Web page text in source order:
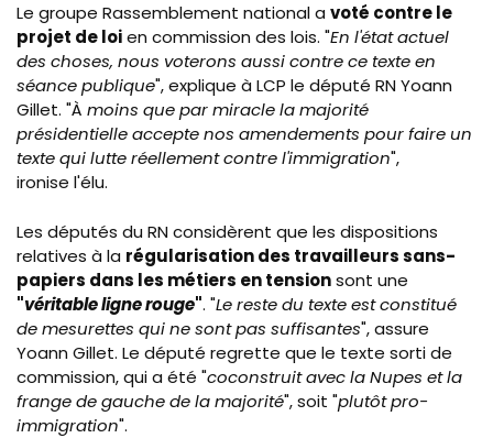
Le groupe Rassemblement national a voté contre le
projet de loien commission des lois. "En l'état actuel
des choses, nous voterons aussi contre ce texte en
séance publique", explique à LCP le député RN Yoann
Gillet. "À moins que par miracle la majorité
présidentielle accepte nos amendements pour faire un
texte qui lutte réellement contre l'immigration",
ironise l'élu.
Les députés du RN considèrent que les dispositions
relatives à la régularisation des travailleurs sans-
papiers dans les métiers en tensionsont une
"véritable ligne rouge". "Le reste du texte est constitué
de mesurettes qui ne sont pas suffisantes", assure
Yoann Gillet. Le député regrette que le texte sorti de
commission, qui a été "coconstruit avec la Nupes et la
frange de gauche de la majorité", soit "plutôt pro-
immigration".